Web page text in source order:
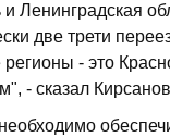
и Ленинградская
две трети
- это
- сказал